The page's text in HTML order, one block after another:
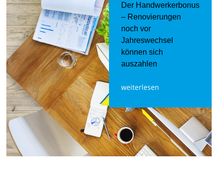
Der Handwerkerbonus
– Renovierungen
noch vor
Jahreswechsel
können sich
auszahlen
weiterlesen